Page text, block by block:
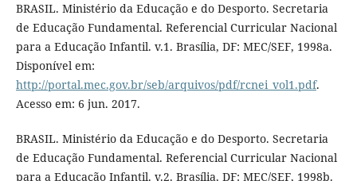
BRASIL. Ministério da Educação e do Desporto. Secretaria
de Educação Fundamental. Referencial Curricular Nacional
para a Educação Infantil. v.1. Brasília, DF: MEC/SEF, 1998a.
Disponível em:
http://portal.mec.gov.br/seb/arquivos/pdf/rcnei_vol1.pdf.
Acesso em: 6 jun. 2017.
BRASIL. Ministério da Educação e do Desporto. Secretaria
de Educação Fundamental. Referencial Curricular Nacional
para a Educação Infantil. v.2. Brasília, DF: MEC/SEF, 1998b.